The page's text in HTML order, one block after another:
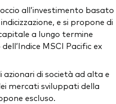
all’investimento basato
e si propone di
a lungo termine
MSCI Pacific ex
azionari di società ad alta e
mercati sviluppati della
escluso.